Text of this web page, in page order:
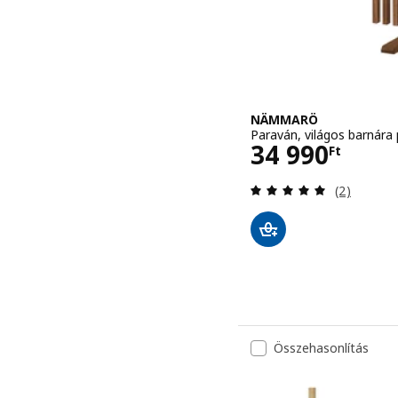
NÄMMARÖ
Paraván, világos
34 990Ft
Ár 34990Ft
(2)
Összehasonlítás